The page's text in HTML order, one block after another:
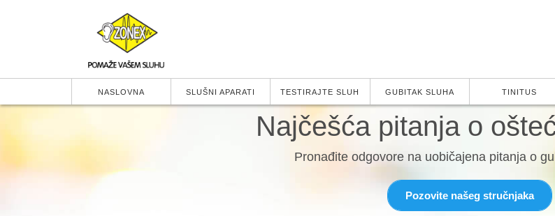
NASLOVNA SLUŠNI APARATI TESTIRAJTE SLUH GUBITAK SLUHA TINITUS
Najčešća pitanja o
Pronađite odgovore na uobičajena pitanja o
Pozovite našeg stručnjaka